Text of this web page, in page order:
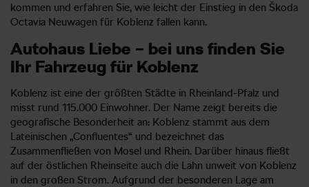
kommen und erfahren Sie, wie leicht der Einstieg in den Škoda
Octavia Neuwagen für Koblenz fallen kann.
Autohaus Liebe – bei uns finden Sie
Ihr Fahrzeug für Koblenz
Koblenz ist eine der größten Städte in Rheinland-Pfalz und
misst rund 115.000 Einwohner. Der Name zeigt bereits die
geografische Besonderheit an: Koblenz stammt aus dem
Lateinischen „Confluentes“ und bezeichnet das
Zusammenfließen von Mosel und Rhein. Darüber hinaus fließt
auf der östlichen Rheinseite auch die Lahn unweit von Koblenz
in den großen Strom. Aufgrund der besonderen Lage am